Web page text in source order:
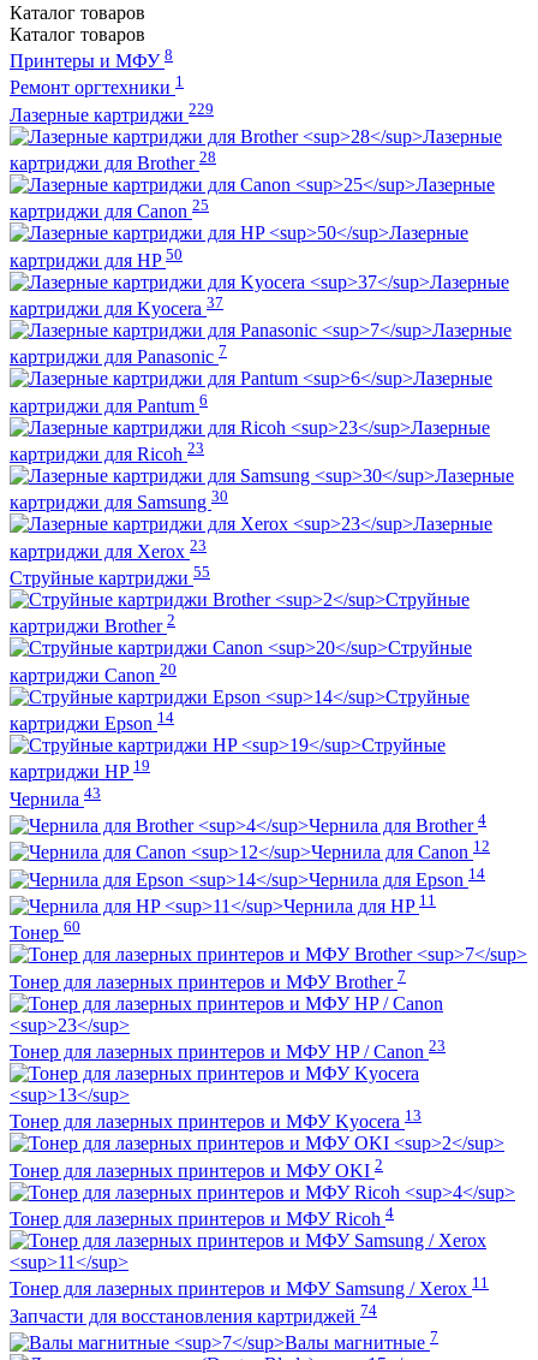
Каталог товаров
Каталог товаров
Принтеры и МФУ 8
Ремонт оргтехники 1
Лазерные картриджи 229
Лазерные
картриджи для Brother 28
Лазерные
картриджи для Canon 25
Лазерные
картриджи для HP 50
Лазерные
картриджи для Kyocera 37
Лазерные
картриджи для Panasonic 7
Лазерные
картриджи для Pantum 6
Лазерные
картриджи для Ricoh 23
Лазерные
картриджи для Samsung 30
Лазерные
картриджи для Xerox 23
Струйные картриджи 55
Струйные
картриджи Brother 2
Струйные
картриджи Canon 20
Струйные
картриджи Epson 14
Струйные
картриджи HP 19
Чернила 43
Чернила для Brother 4
Чернила для Canon 12
Чернила для Epson 14
Чернила для HP 11
Тонер 60
Тонер для лазерных принтеров и МФУ Brother 7
Тонер для лазерных принтеров и МФУ HP / Canon 23
Тонер для лазерных принтеров и МФУ Kyocera 13
Тонер для лазерных принтеров и МФУ OKI 2
Тонер для лазерных принтеров и МФУ Ricoh 4
Тонер для лазерных принтеров и МФУ Samsung / Xerox 11
Запчасти для восстановления картриджей 74
Валы магнитные 7